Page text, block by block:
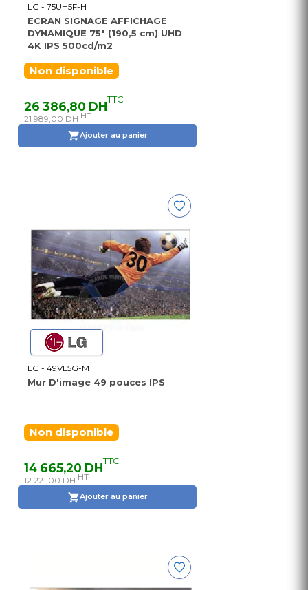
LG - 75UH5F-H
ECRAN SIGNAGE AFFICHAGE
DYNAMIQUE 75" (190,5 cm) UHD
4K IPS 500cd/m2
Non disponible
26 386,80 DHTTC
21 989,00 DH HT
Ajouter au panier
LG - 49VL5G-M
Mur D'image 49 pouces IPS
Non disponible
14 665,20 DHTTC
12 221,00 DH HT
Ajouter au panier